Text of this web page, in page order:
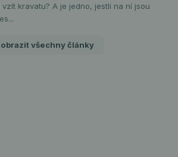
vzít kravatu? A je jedno, jestli na ní jsou
všechny články